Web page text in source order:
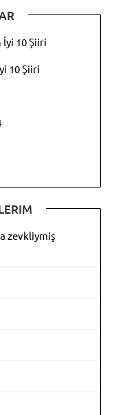
10 Şiiri
10 Şiiri
zevkliymiş